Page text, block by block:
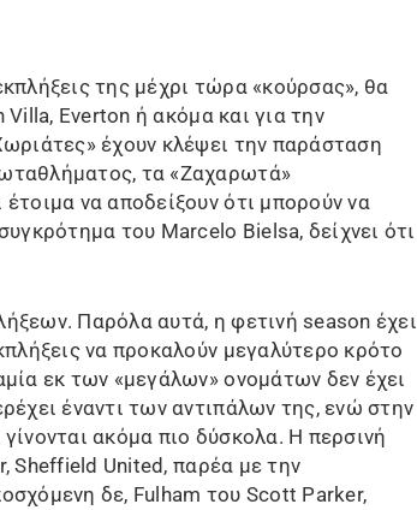
της μέχρι τώρα «κούρσας», θα
Everton ή ακόμα και για την
έχουν κλέψει την παράσταση
τα «Ζαχαρωτά»
να αποδείξουν ότι μπορούν να
του Marcelo Bielsa, δείχνει ότι
Παρόλα αυτά, η φετινή season έχει
να προκαλούν μεγαλύτερο κρότο
εκ των «μεγάλων» ονομάτων δεν έχει
έναντι των αντιπάλων της, ενώ στην
ακόμα πιο δύσκολα. Η περσινή
Sheffield United, παρέα με την
δε, Fulham του Scott Parker,